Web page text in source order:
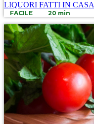
LIQUORI FATTI IN CASA
FACILE 20 min